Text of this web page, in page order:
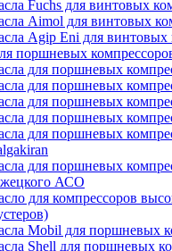
Fuchs для винтовых
Aimol для винтовых
Agip Eni для винтовых
поршневых
для поршневых
для поршневых
для поршневых
для поршневых
для поршневых
для поршневых
АСО
для компрессоров
Mobil для поршневых
Shell для поршневых